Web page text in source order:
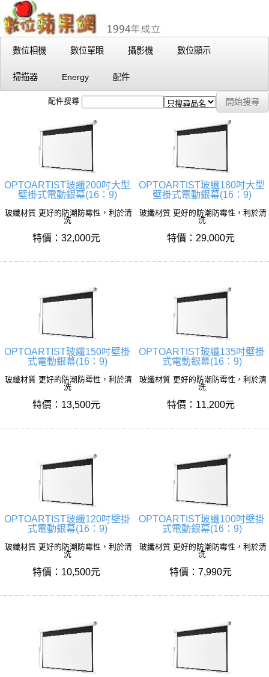
數位相機 數位單眼 攝影機 數位顯示
掃描器 Energy 配件
配件搜尋
OPTOARTIST玻纖200吋大型
壁掛式電動銀幕(16：9)
玻纖材質 更好的防潮防霉性，利於清
洗
特價：32,000元
OPTOARTIST玻纖180吋大型
壁掛式電動銀幕(16：9)
玻纖材質 更好的防潮防霉性，利於清
洗
特價：29,000元
OPTOARTIST玻纖150吋壁掛
式電動銀幕(16：9)
玻纖材質 更好的防潮防霉性，利於清
洗
特價：13,500元
OPTOARTIST玻纖135吋壁掛
式電動銀幕(16：9)
玻纖材質 更好的防潮防霉性，利於清
洗
特價：11,200元
OPTOARTIST玻纖120吋壁掛
式電動銀幕(16：9)
玻纖材質 更好的防潮防霉性，利於清
洗
特價：10,500元
OPTOARTIST玻纖100吋壁掛
式電動銀幕(16：9)
玻纖材質 更好的防潮防霉性，利於清
洗
特價：7,990元